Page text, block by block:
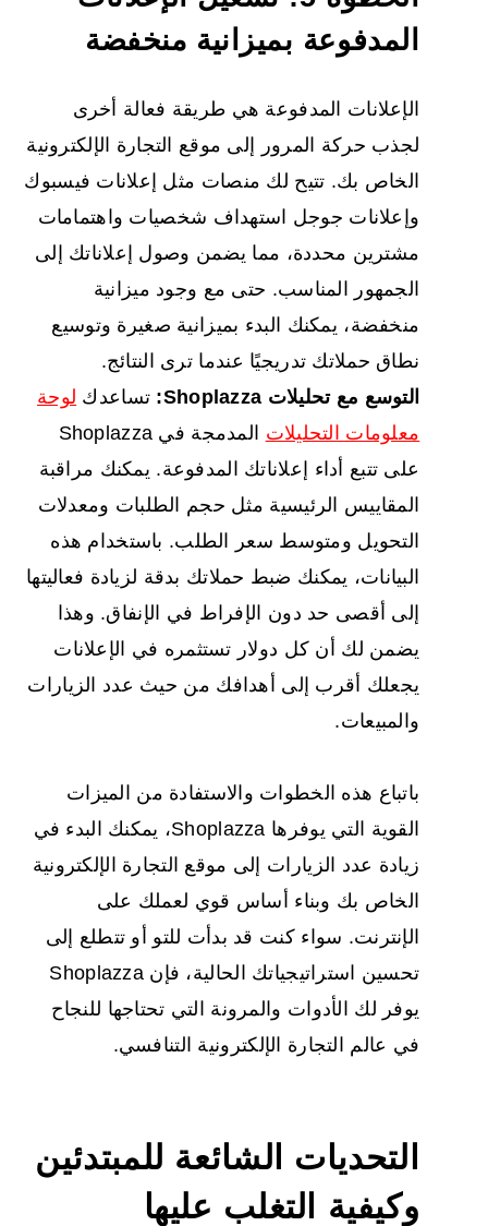
المدفوعة بميزانية منخفضة
الإعلانات المدفوعة هي طريقة فعالة أخرى
لجذب حركة المرور إلى موقع التجارة الإلكترونية
الخاص بك. تتيح لك منصات مثل إعلانات فيسبوك
وإعلانات جوجل استهداف شخصيات واهتمامات
مشترين محددة، مما يضمن وصول إعلاناتك إلى
الجمهور المناسب. حتى مع وجود ميزانية
منخفضة، يمكنك البدء بميزانية صغيرة وتوسيع
نطاق حملاتك تدريجيًا عندما ترى النتائج.
التوسع مع تحليلات Shoplazza:
تساعدك لوحة
معلومات التحليلات
المدمجة في Shoplazza
على تتبع أداء إعلاناتك المدفوعة. يمكنك مراقبة
المقاييس الرئيسية مثل حجم الطلبات ومعدلات
التحويل ومتوسط سعر الطلب. باستخدام هذه
البيانات، يمكنك ضبط حملاتك بدقة لزيادة فعاليتها
إلى أقصى حد دون الإفراط في الإنفاق. وهذا
يضمن لك أن كل دولار تستثمره في الإعلانات
يجعلك أقرب إلى أهدافك من حيث عدد الزيارات
والمبيعات.
باتباع هذه الخطوات والاستفادة من الميزات
القوية التي يوفرها Shoplazza، يمكنك البدء في
زيادة عدد الزيارات إلى موقع التجارة الإلكترونية
الخاص بك وبناء أساس قوي لعملك على
الإنترنت. سواء كنت قد بدأت للتو أو تتطلع إلى
تحسين استراتيجياتك الحالية، فإن Shoplazza
يوفر لك الأدوات والمرونة التي تحتاجها للنجاح
في عالم التجارة الإلكترونية التنافسي.
التحديات الشائعة للمبتدئين
وكيفية التغلب عليها